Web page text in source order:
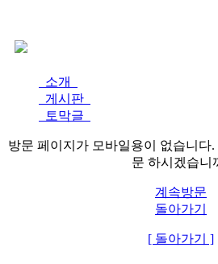
소개
게시판
토막글
방문 페이지가 모바일용이 없습니다
문 하시겠습니
계속방문
돌아가기
[ 돌아가기 ]